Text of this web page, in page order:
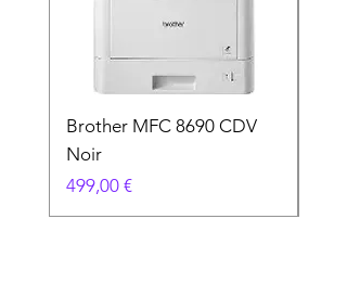
Brother MFC 8690 CDV
Noir
Prix
499,00 €